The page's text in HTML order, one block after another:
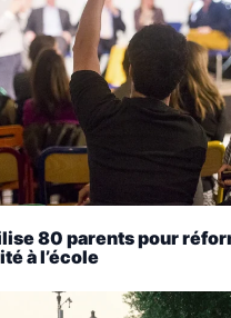
80 parents pour
à l’école